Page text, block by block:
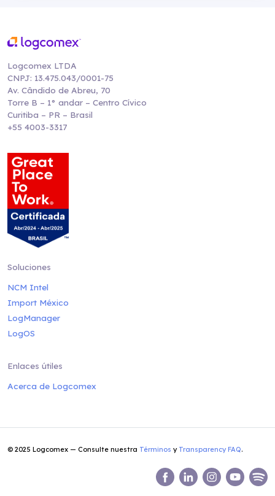
Logcomex LTDA
CNPJ: 13.475.043/0001-75
Av. Cândido de Abreu, 70
Torre B – 1° andar – Centro Cívico
Curitiba – PR – Brasil
+55 4003-3317
Soluciones
NCM Intel
Import México
LogManager
LogOS
Enlaces útiles
Acerca de Logcomex
© 2025 Logcomex — Consulte nuestra Términos y Transparency FAQ.